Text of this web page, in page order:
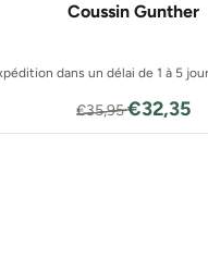
Coussin Gunther
dans un délai de 1 à 5
Par35,95
€35,95€32,35